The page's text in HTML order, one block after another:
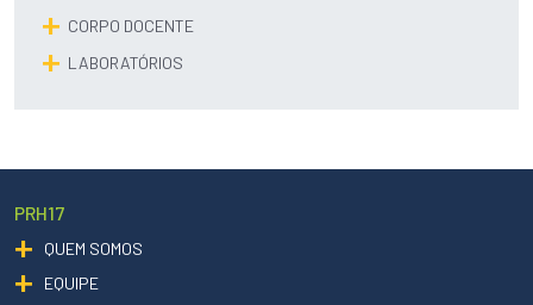
CORPO DOCENTE
LABORATÓRIOS
PRH17
QUEM SOMOS
EQUIPE